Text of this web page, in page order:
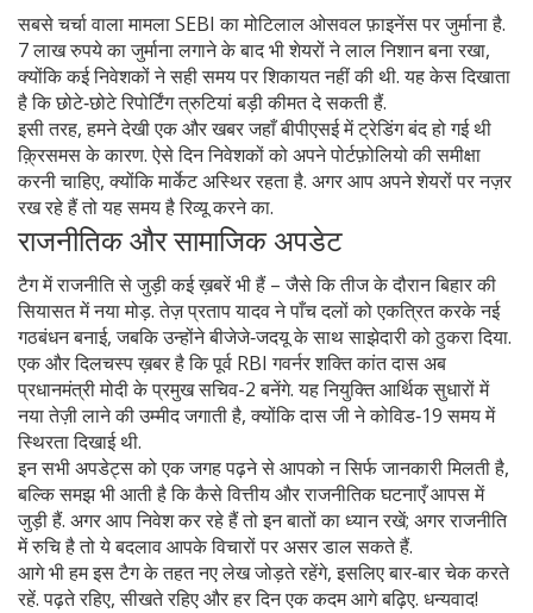
सबसे चर्चा वाला मामला SEBI का मोटिलाल ओसवल फ़ाइनेंस पर जुर्माना है.
7 लाख रुपये का जुर्माना लगाने के बाद भी शेयरों ने लाल निशान बना रखा,
क्योंकि कई निवेशकों ने सही समय पर शिकायत नहीं की थी. यह केस दिखाता
है कि छोटे‑छोटे रिपोर्टिंग त्रुटियां बड़ी कीमत दे सकती हैं.
इसी तरह, हमने देखी एक और खबर जहाँ बीपीएसई में ट्रेडिंग बंद हो गई थी
क़्रिसमस के कारण. ऐसे दिन निवेशकों को अपने पोर्टफ़ोलियो की समीक्षा
करनी चाहिए, क्योंकि मार्केट अस्थिर रहता है. अगर आप अपने शेयरों पर नज़र
रख रहे हैं तो यह समय है रिव्यू करने का.
राजनीतिक और सामाजिक अपडेट
टैग में राजनीति से जुड़ी कई ख़बरें भी हैं – जैसे कि तीज के दौरान बिहार की
सियासत में नया मोड़. तेज़ प्रताप यादव ने पाँच दलों को एकत्रित करके नई
गठबंधन बनाई, जबकि उन्होंने बीजेजे‑जदयू के साथ साझेदारी को ठुकरा दिया.
एक और दिलचस्प ख़बर है कि पूर्व RBI गवर्नर शक्ति कांत दास अब
प्रधानमंत्री मोदी के प्रमुख सचिव-2 बनेंगे. यह नियुक्ति आर्थिक सुधारों में
नया तेज़ी लाने की उम्मीद जगाती है, क्योंकि दास जी ने कोविड‑19 समय में
स्थिरता दिखाई थी.
इन सभी अपडेट्स को एक जगह पढ़ने से आपको न सिर्फ जानकारी मिलती है,
बल्कि समझ भी आती है कि कैसे वित्तीय और राजनीतिक घटनाएँ आपस में
जुड़ी हैं. अगर आप निवेश कर रहे हैं तो इन बातों का ध्यान रखें; अगर राजनीति
में रुचि है तो ये बदलाव आपके विचारों पर असर डाल सकते हैं.
आगे भी हम इस टैग के तहत नए लेख जोड़ते रहेंगे, इसलिए बार‑बार चेक करते
रहें. पढ़ते रहिए, सीखते रहिए और हर दिन एक कदम आगे बढ़िए. धन्यवाद!